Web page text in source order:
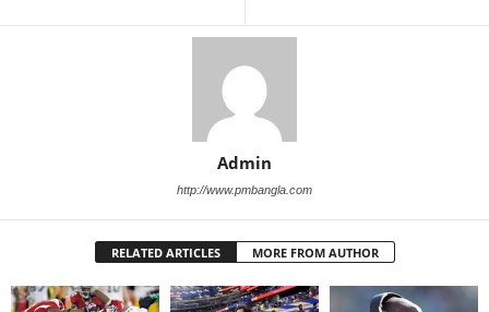
Admin
http://www.pmbangla.com
RELATED ARTICLES MORE FROM AUTHOR